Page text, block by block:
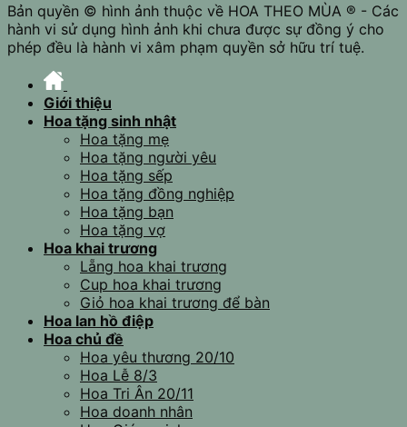
Bản quyền © hình ảnh thuộc về HOA THEO MÙA ® - Các
hành vi sử dụng hình ảnh khi chưa được sự đồng ý cho
phép đều là hành vi xâm phạm quyền sở hữu trí tuệ.
Giới thiệu
Hoa tặng sinh nhật
Hoa tặng mẹ
Hoa tặng người yêu
Hoa tặng sếp
Hoa tặng đồng nghiệp
Hoa tặng bạn
Hoa tặng vợ
Hoa khai trương
Lẵng hoa khai trương
Cup hoa khai trương
Giỏ hoa khai trương để bàn
Hoa lan hồ điệp
Hoa chủ đề
Hoa yêu thương 20/10
Hoa Lễ 8/3
Hoa Tri Ân 20/11
Hoa doanh nhân